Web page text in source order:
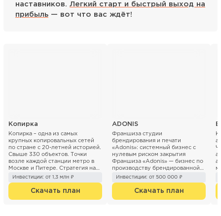
наставников.
Легкий старт и быстрый выход на
прибыль — вот что вас ждёт!
Копирка
Копирка – одна из самых
крупных копировальных сетей
по стране с 20-летней историей.
Свыше 330 объектов. Точки
возле каждой станции метро в
Москве и Питере. Стратегия на
ближайшие 3 года ...
Инвестиции: от 1,3 млн ₽
Скачать план
ADONIS
Франшиза студии
брендирования и печати
«Adonis»: системный бизнес с
нулевым риском закрытия
Франшиза «Adonis» — бизнес по
производству брендированной
продукции (печать...
Инвестиции: от 500 000 ₽
Скачать план